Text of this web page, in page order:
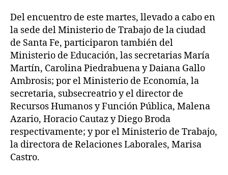
Del encuentro de este martes, llevado a cabo en
la sede del Ministerio de Trabajo de la ciudad
de Santa Fe, participaron también del
Ministerio de Educación, las secretarias María
Martín, Carolina Piedrabuena y Daiana Gallo
Ambrosis; por el Ministerio de Economía, la
secretaria, subsecreatrio y el director de
Recursos Humanos y Función Pública, Malena
Azario, Horacio Cautaz y Diego Broda
respectivamente; y por el Ministerio de Trabajo,
la directora de Relaciones Laborales, Marisa
Castro.